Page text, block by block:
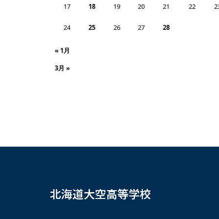
17 18 19 20 21 22
24 25 26 27 28
« 1月
3月 »
北海道大空高等学校